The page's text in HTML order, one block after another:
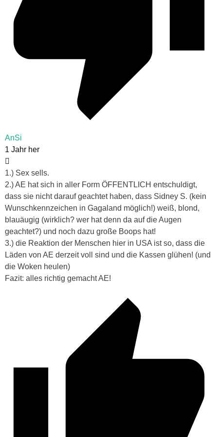
AnSi
1 Jahr her
1.) Sex sells.
2.) AE hat sich in aller Form ÖFFENTLICH entschuldigt,
dass sie nicht darauf geachtet haben, dass Sidney S. (kein
Wunschkennzeichen in Gagaland möglich!) weiß, blond,
blauäugig (wirklich? wer hat denn da auf die Augen
geachtet?) und noch dazu große Boops hat!
3.) die Reaktion der Menschen hier in USA ist so, dass die
Läden von AE derzeit voll sind und die Kassen glühen! (und
die Woken heulen)
Fazit: alles richtig gemacht AE!